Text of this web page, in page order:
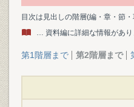
目次は見出しの階層(編・章・節
… 資料編に詳細な情報があり
第1階層まで 第2階層まで